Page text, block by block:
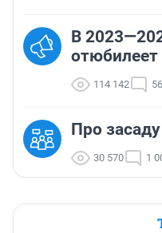
В
отюбилеет
114 142
Про
30 570 1